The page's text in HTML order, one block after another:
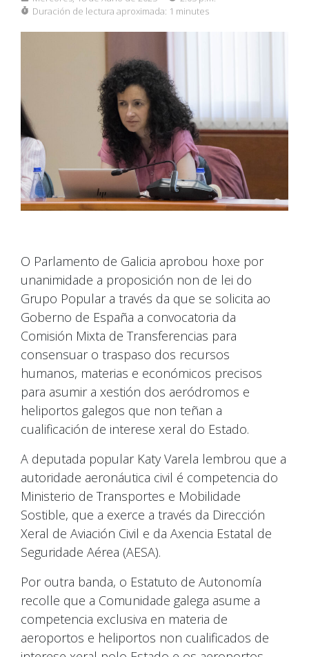
Duración de lectura aproximada: 1 minutes
O Parlamento de Galicia aprobou hoxe por
unanimidade a proposición non de lei do
Grupo Popular a través da que se solicita ao
Goberno de España a convocatoria da
Comisión Mixta de Transferencias para
consensuar o traspaso dos recursos
humanos, materias e económicos precisos
para asumir a xestión dos aeródromos e
heliportos galegos que non teñan a
cualificación de interese xeral do Estado.
A deputada popular Katy Varela lembrou que a
autoridade aeronáutica civil é competencia do
Ministerio de Transportes e Mobilidade
Sostible, que a exerce a través da Dirección
Xeral de Aviación Civil e da Axencia Estatal de
Seguridade Aérea (AESA).
Por outra banda, o Estatuto de Autonomía
recolle que a Comunidade galega asume a
competencia exclusiva en materia de
aeroportos e heliportos non cualificados de